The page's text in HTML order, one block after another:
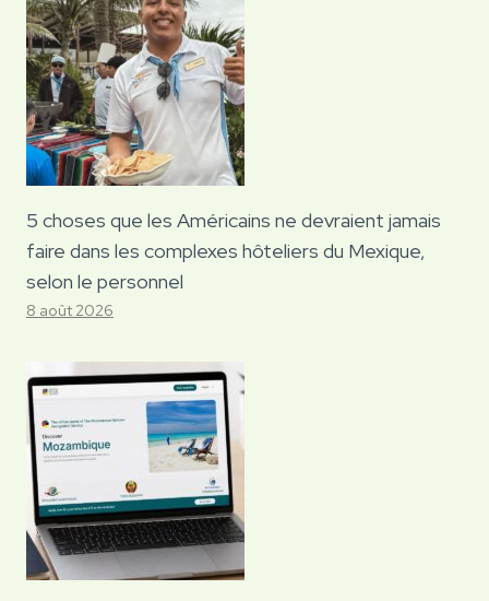
5 choses que les Américains ne devraient jamais
faire dans les complexes hôteliers du Mexique,
selon le personnel
8 août 2026